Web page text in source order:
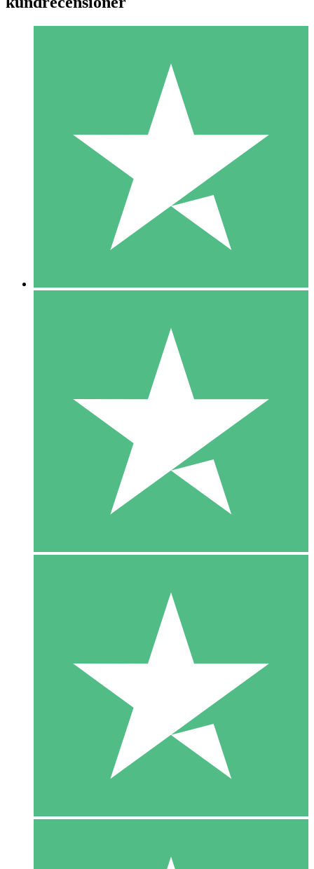
Individuella Kreditpaket
Betala per användning med nedladdningskrediter. Inget
1 Nedladdningar
10 00
10 Nedladdningar
20 00